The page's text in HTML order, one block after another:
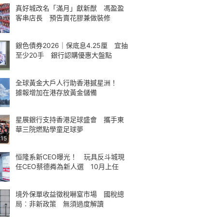
真好城改名「滿月」獻新猷 馮盈盈
客串店長 預告賣花膠兼做裝修
銀色債券2026｜保底息4.25厘 宜抽
至少20手 銀行認購優惠大盤點
全球黃金大戶人行助香港撼星洲！
據報增加在港存放黃金儲備
星展銀行支持香港足球盛會 攜手東
華三院燃點學童足球夢
恒隆系新CEO曝光！ 玩具反斗城現
任CEO蔡德粦為新人選 10月上任
境外保單收益徵稅嚇窒市場 國稅總
局︰非新政策 無須過度解讀